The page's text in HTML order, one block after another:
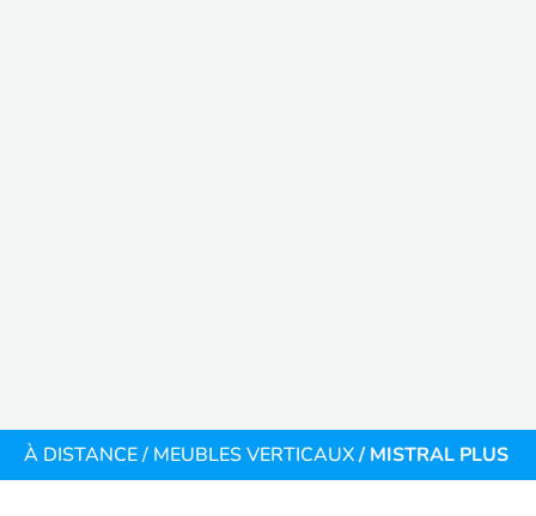
À DISTANCE/ MEUBLES VERTICAUX/ MISTRAL PLUS